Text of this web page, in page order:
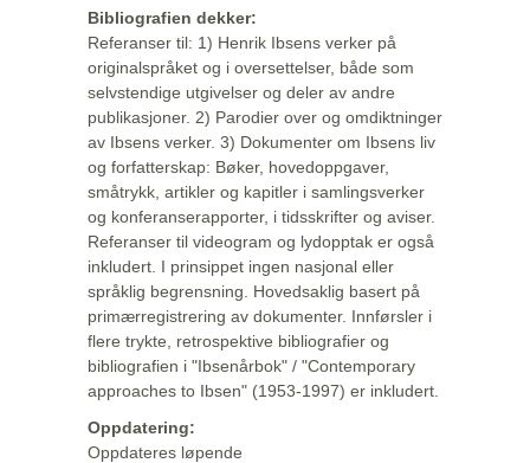
Bibliografien dekker:
Referanser til: 1) Henrik Ibsens verker på
originalspråket og i oversettelser, både som
selvstendige utgivelser og deler av andre
publikasjoner. 2) Parodier over og omdiktninger
av Ibsens verker. 3) Dokumenter om Ibsens liv
og forfatterskap: Bøker, hovedoppgaver,
småtrykk, artikler og kapitler i samlingsverker
og konferanserapporter, i tidsskrifter og aviser.
Referanser til videogram og lydopptak er også
inkludert. I prinsippet ingen nasjonal eller
språklig begrensning. Hovedsaklig basert på
primærregistrering av dokumenter. Innførsler i
flere trykte, retrospektive bibliografier og
bibliografien i "Ibsenårbok" / "Contemporary
approaches to Ibsen" (1953-1997) er inkludert.
Oppdatering:
Oppdateres løpende